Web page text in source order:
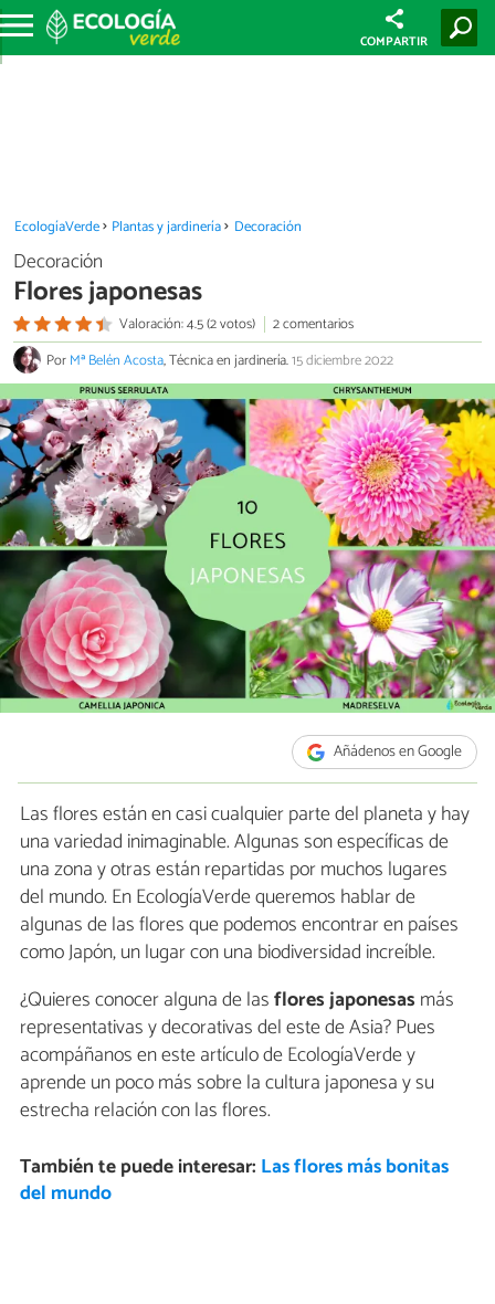
COMPARTIR
EcologíaVerde Plantas y jardinería Decoración
Decoración
Flores japonesas
Valoración: 4.5 (2 votos)
2 comentarios
PorMª Belén Acosta, Técnica en jardinería.15 diciembre 2022
Añádenos en Google
Las flores están en casi cualquier parte del planeta y hay
una variedad inimaginable. Algunas son específicas de
una zona y otras están repartidas por muchos lugares
del mundo. En EcologíaVerde queremos hablar de
algunas de las flores que podemos encontrar en países
como Japón, un lugar con una biodiversidad increíble.
¿Quieres conocer alguna de lasflores japonesas más
representativas y decorativas del este de Asia? Pues
acompáñanos en este artículo de EcologíaVerde y
aprende un poco más sobre la cultura japonesa y su
estrecha relación con las flores.
También te puede interesar: Las flores más bonitas
del mundo